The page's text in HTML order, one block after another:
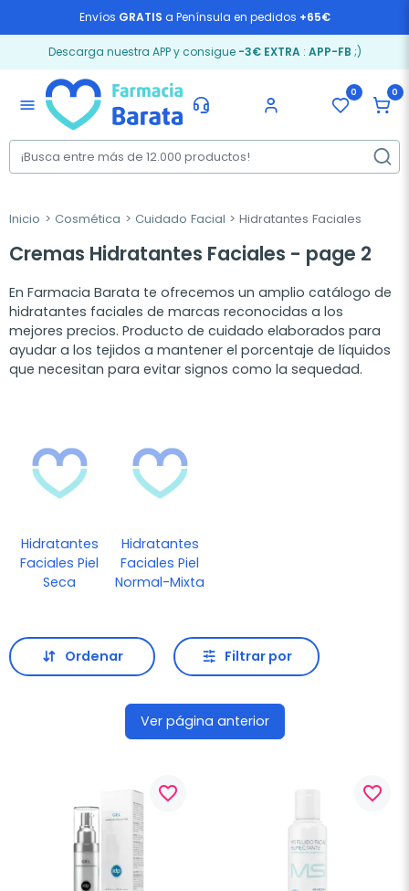
Envíos GRATIS a Península en pedidos +65€
Descarga nuestra APP y consigue -3€ EXTRA: APP-FB ;)
menu
0 0
Inicio Cosmética Cuidado Facial Hidratantes Faciales
Cremas Hidratantes Faciales - page 2
En Farmacia Barata te ofrecemos un amplio catálogo de
hidratantes faciales de marcas reconocidas a los
mejores precios. Producto de cuidado elaborados para
ayudar a los tejidos a mantener el porcentaje de líquidos
que necesitan para evitar signos como la sequedad.
Hidratantes
Faciales Piel
Seca
Hidratantes
Faciales Piel
Normal-Mixta
Ordenar Filtrar por
Ver página anterior
favorite_border favorite_border